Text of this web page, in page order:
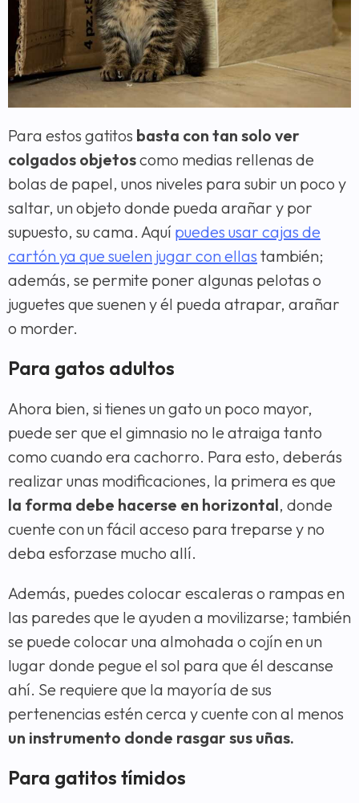
Para estos gatitos basta con tan solo ver
colgados objetoscomo medias rellenas de
bolas de papel, unos niveles para subir un poco y
saltar, un objeto donde pueda arañar y por
supuesto, su cama. Aquí puedes usar cajas de
cartón ya que suelen jugar con ellas también;
además, se permite poner algunas pelotas o
juguetes que suenen y él pueda atrapar, arañar
o morder.
Para gatos adultos
Ahora bien, si tienes un gato un poco mayor,
puede ser que el gimnasio no le atraiga tanto
como cuando era cachorro. Para esto, deberás
realizar unas modificaciones, la primera es que
la forma debe hacerse en horizontal, donde
cuente con un fácil acceso para treparse y no
deba esforzase mucho allí.
Además, puedes colocar escaleras o rampas en
las paredes que le ayuden a movilizarse; también
se puede colocar una almohada o cojín en un
lugar donde pegue el sol para que él descanse
ahí. Se requiere que la mayoría de sus
pertenencias estén cerca y cuente con al menos
un instrumento donde rasgar sus uñas.
Para gatitos tímidos